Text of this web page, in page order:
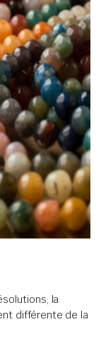
la
différente de la